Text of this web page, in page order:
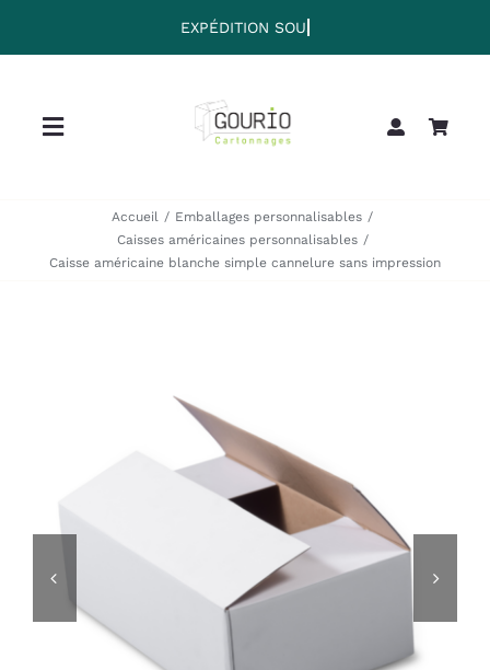
Toggle
Home
Blog
Editorial
Story
Accueil
Emballages personnalisables
Caisses américaines personnalisables
Caisse américaine blanche simple cannelure sans impression
 